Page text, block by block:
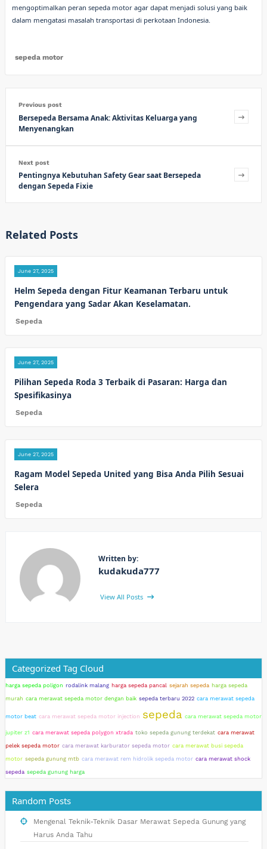
mengoptimalkan peran sepeda motor agar dapat menjadi solusi yang baik
dalam mengatasi masalah transportasi di perkotaan Indonesia.
sepeda motor
Previous post
Bersepeda Bersama Anak: Aktivitas Keluarga yang
Menyenangkan
Next post
Pentingnya Kebutuhan Safety Gear saat Bersepeda
dengan Sepeda Fixie
Related Posts
June 27, 2025
Helm Sepeda dengan Fitur Keamanan Terbaru untuk
Pengendara yang Sadar Akan Keselamatan.
Sepeda
June 27, 2025
Pilihan Sepeda Roda 3 Terbaik di Pasaran: Harga dan
Spesifikasinya
Sepeda
June 27, 2025
Ragam Model Sepeda United yang Bisa Anda Pilih Sesuai
Selera
Sepeda
Written by:
kudakuda777
View All Posts
Categorized Tag Cloud
harga sepeda poligon rodalink malang harga sepeda pancal sejarah sepeda harga sepeda
murah cara merawat sepeda motor dengan baik sepeda terbaru 2022 cara merawat sepeda
motor beat cara merawat sepeda motor injection sepeda cara merawat sepeda motor
jupiter z1 cara merawat sepeda polygon xtrada toko sepeda gunung terdekat cara merawat
pelek sepeda motor cara merawat karburator sepeda motor cara merawat busi sepeda
motor sepeda gunung mtb cara merawat rem hidrolik sepeda motor cara merawat shock
sepeda sepeda gunung harga
Random Posts
Mengenal Teknik-Teknik Dasar Merawat Sepeda Gunung yang
Harus Anda Tahu